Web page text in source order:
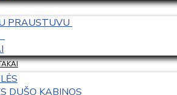
PRAUSTUVU
DUŠO KABINOS